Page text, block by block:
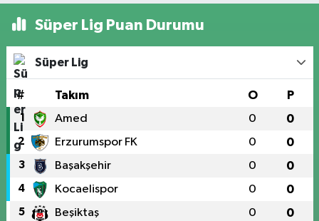
Süper Lig Puan Durumu
Süper Lig
# Takım O P
1 Amed 0 0
2 Erzurumspor FK 0 0
3 Başakşehir 0 0
4 Kocaelispor 0 0
5 Beşiktaş 0 0